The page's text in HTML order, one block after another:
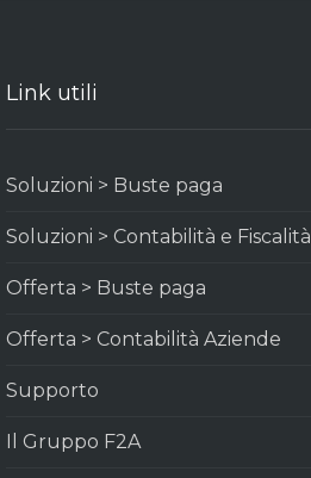
Link utili
Soluzioni > Buste paga
Soluzioni > Contabilità e Fiscalità
Offerta > Buste paga
Offerta > Contabilità Aziende
Supporto
Il Gruppo F2A